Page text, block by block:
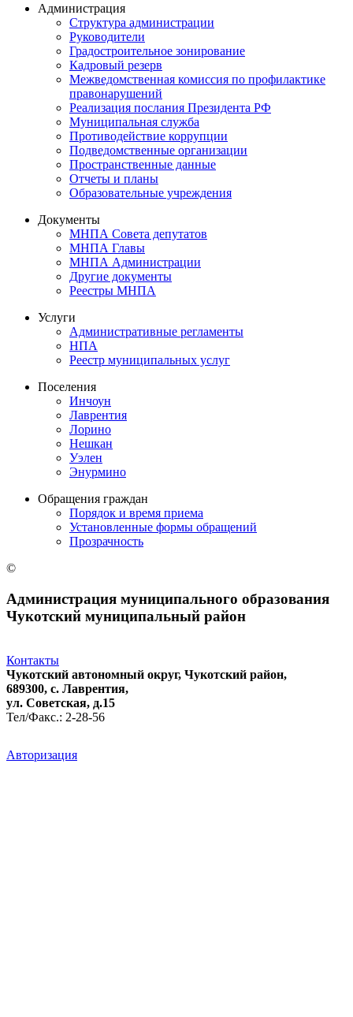
Администрация
Структура администрации
Руководители
Градостроительное зонирование
Кадровый резерв
Межведомственная комиссия по профилактике
правонарушений
Реализация послания Президента РФ
Муниципальная служба
Противодействие коррупции
Подведомственные организации
Пространственные данные
Отчеты и планы
Образовательные учреждения
Документы
МНПА Совета депутатов
МНПА Главы
МНПА Администрации
Другие документы
Реестры МНПА
Услуги
Административные регламенты
НПА
Реестр муниципальных услуг
Поселения
Инчоун
Лаврентия
Лорино
Нешкан
Уэлен
Энурмино
Обращения граждан
Порядок и время приема
Установленные формы обращений
Прозрачность
©
Администрация муниципального образования
Чукотский муниципальный район
Контакты
Чукотский автономный округ, Чукотский район,
689300, с. Лаврентия,
ул. Советская, д.15
Тел/Факс.: 2-28-56
Авторизация